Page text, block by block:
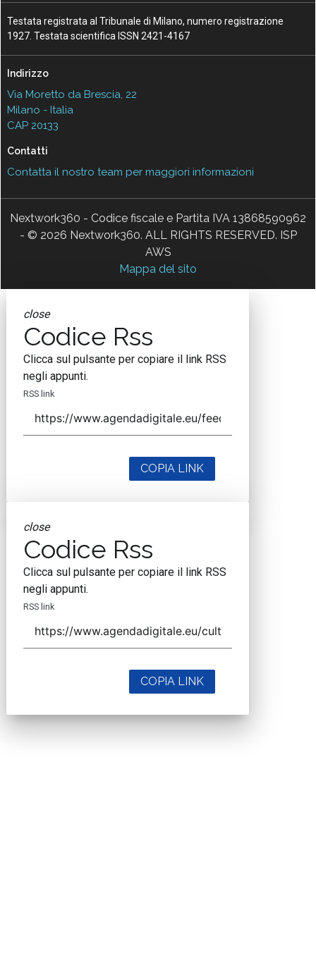
Testata registrata al Tribunale di Milano, numero registrazione
1927. Testata scientifica ISSN 2421-4167
Indirizzo
Via Moretto da Brescia, 22
Milano - Italia
CAP 20133
Contatti
Contatta il nostro team per maggiori informazioni
Nextwork360 - Codice fiscale e Partita IVA 13868590962
- © 2026 Nextwork360. ALL RIGHTS RESERVED. ISP
AWS
Mappa del sito
close
Codice Rss
Clicca sul pulsante per copiare il link RSS
negli appunti.
RSS link
COPIA LINK
close
Codice Rss
Clicca sul pulsante per copiare il link RSS
negli appunti.
RSS link
COPIA LINK